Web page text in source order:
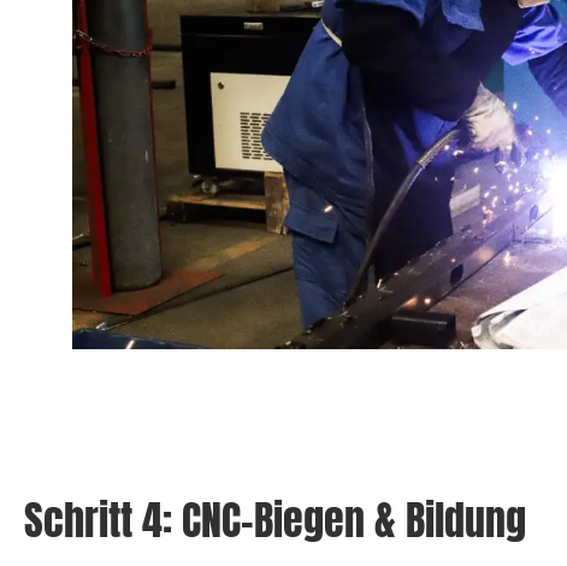
Schritt 4: CNC-Biegen & Bildung